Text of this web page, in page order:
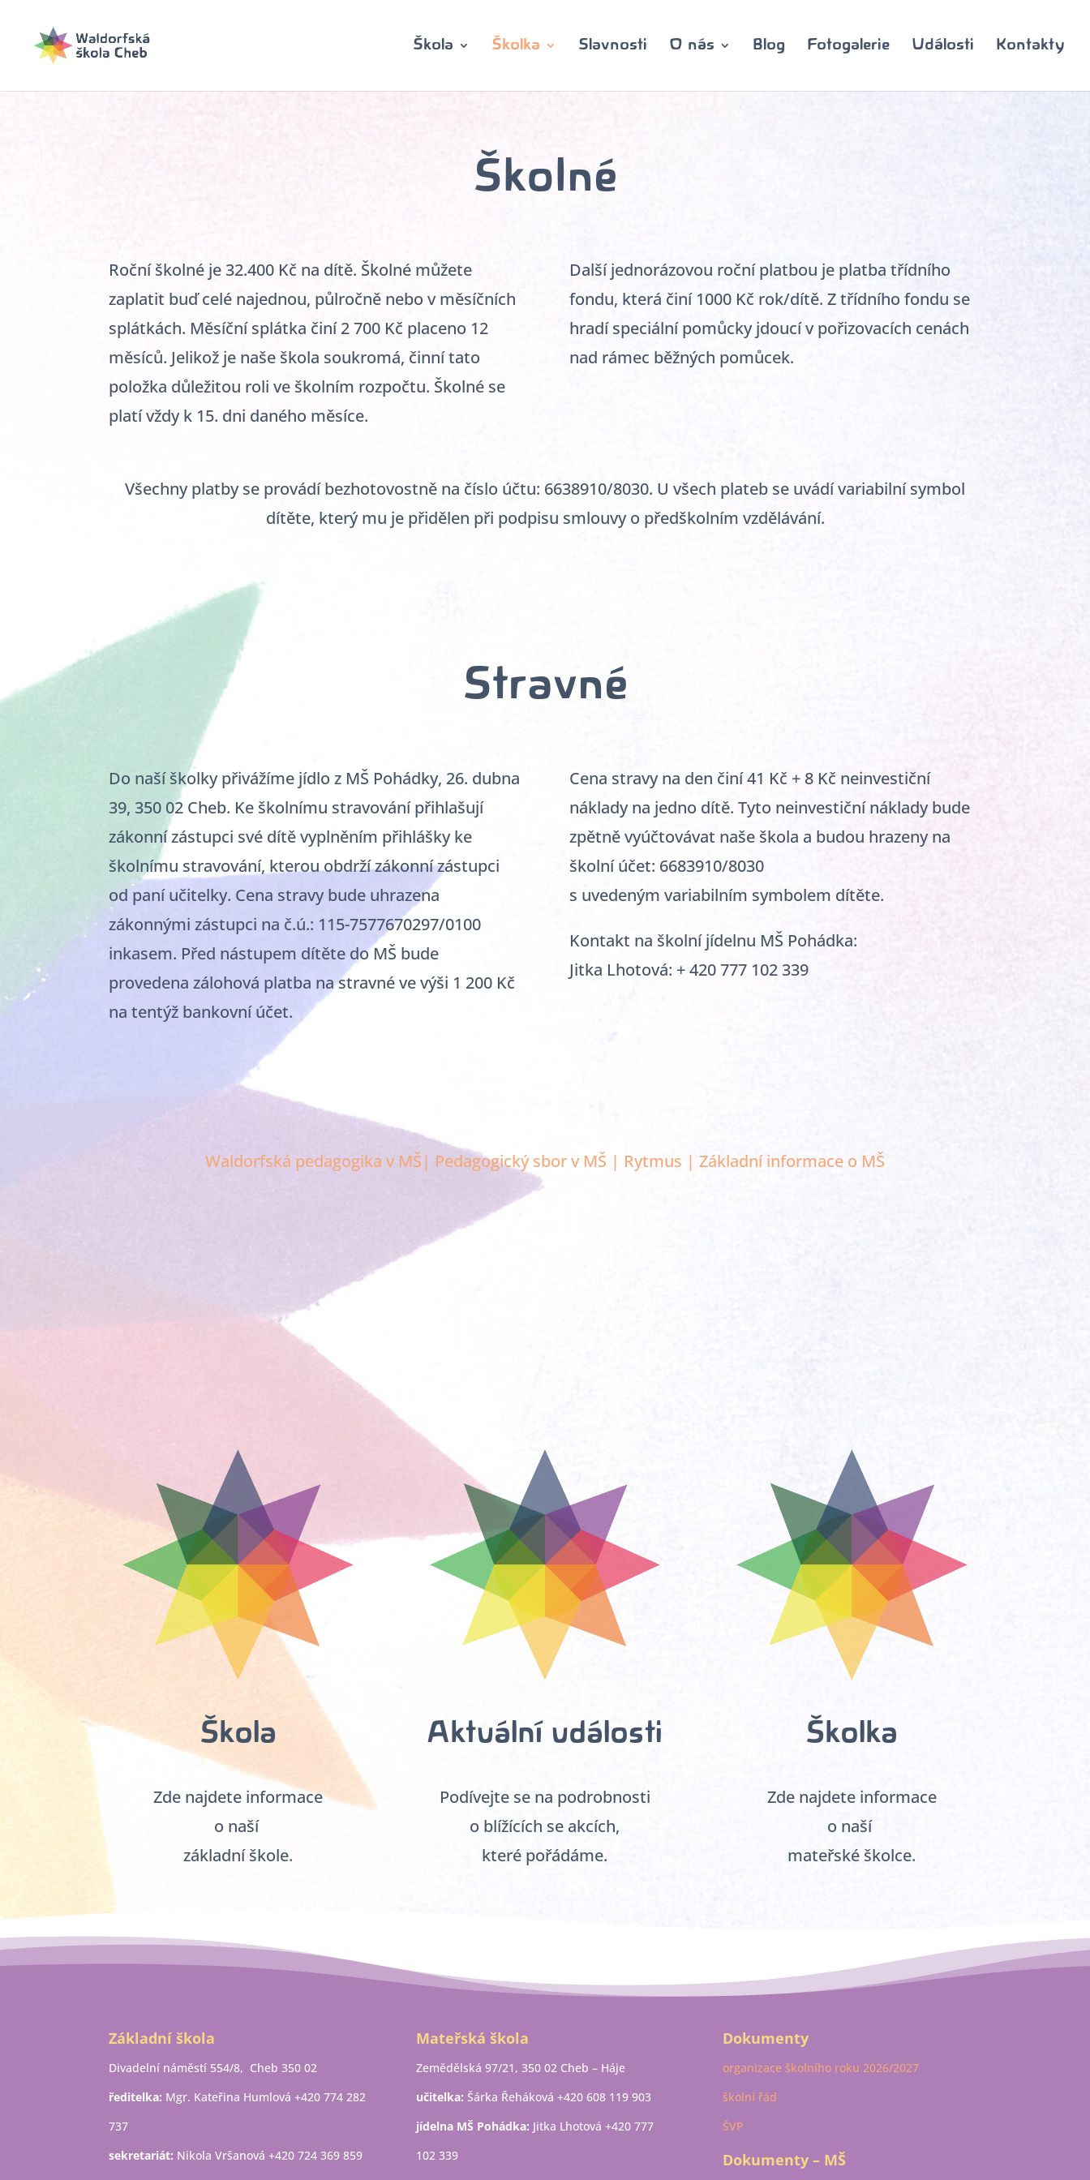
Škola Školka Slavnosti O nás Blog Fotogalerie Události Kontakty
Školné
Roční školné je 32.400 Kč na dítě. Školné můžete
zaplatit buď celé najednou, půlročně nebo v měsíčních
splátkách. Měsíční splátka činí 2 700 Kč placeno 12
měsíců. Jelikož je naše škola soukromá, činní tato
položka důležitou roli ve školním rozpočtu. Školné se
platí vždy k 15. dni daného měsíce.
Další jednorázovou roční platbou je platba třídního
fondu, která činí 1000 Kč rok/dítě. Z třídního fondu se
hradí speciální pomůcky jdoucí v pořizovacích cenách
nad rámec běžných pomůcek.
Všechny platby se provádí bezhotovostně na číslo účtu: 6638910/8030. U všech plateb se uvádí variabilní symbol
dítěte, který mu je přidělen při podpisu smlouvy o předškolním vzdělávání.
Stravné
Do naší školky přivážíme jídlo z MŠ Pohádky, 26. dubna
39, 350 02 Cheb. Ke školnímu stravování přihlašují
zákonní zástupci své dítě vyplněním přihlášky ke
školnímu stravování, kterou obdrží zákonní zástupci
od paní učitelky. Cena stravy bude uhrazena
zákonnými zástupci na č.ú.: 115-7577670297/0100
inkasem. Před nástupem dítěte do MŠ bude
provedena zálohová platba na stravné ve výši 1 200 Kč
na tentýž bankovní účet.
Cena stravy na den činí 41 Kč + 8 Kč neinvestiční
náklady na jedno dítě. Tyto neinvestiční náklady bude
zpětně vyúčtovávat naše škola a budou hrazeny na
školní účet: 6683910/8030
s uvedeným variabilním symbolem dítěte.
Kontakt na školní jídelnu MŠ Pohádka:
Jitka Lhotová: + 420 777 102 339
Waldorfská pedagogika v MŠ| Pedagogický sbor v MŠ | Rytmus | Základní informace o MŠ
Škola
Zde najdete informace
o naší
základní škole.
Aktuální události
Podívejte se na podrobnosti
o blížících se akcích,
které pořádáme.
Školka
Zde najdete informace
o naší
mateřské školce.
Základní škola
Divadelní náměstí 554/8, Cheb 350 02
ředitelka: Mgr. Kateřina Humlová +420 774 282
737
sekretariát: Nikola Vršanová +420 724 369 859
Mateřská škola
Zemědělská 97/21, 350 02 Cheb – Háje
učitelka: Šárka Řeháková +420 608 119 903
jídelna MŠ Pohádka: Jitka Lhotová +420 777
102 339
Dokumenty
organizace školního roku 2026/2027
školní řád
ŠVP
Dokumenty – MŠ